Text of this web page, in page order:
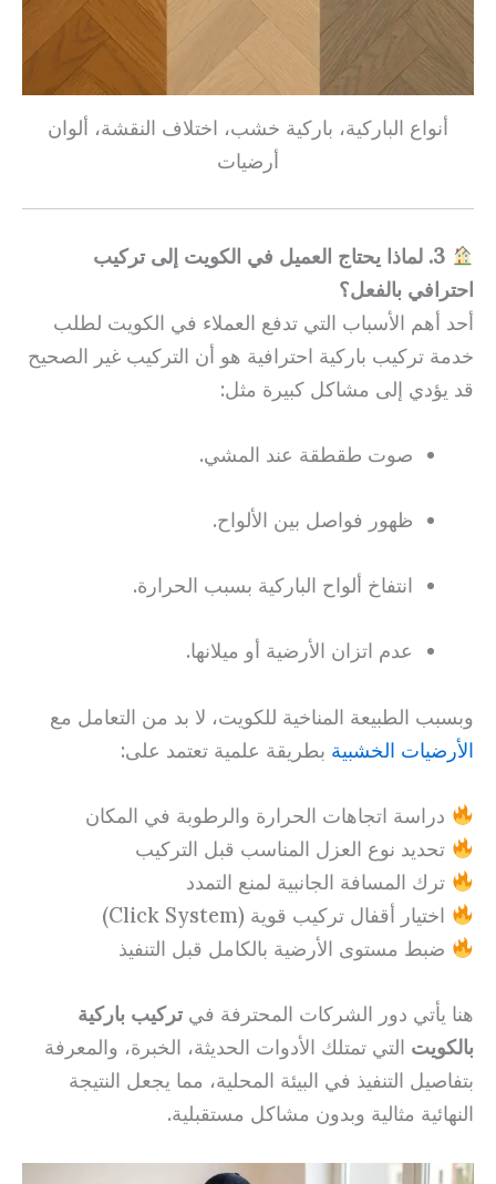
أنواع الباركية، باركية خشب، اختلاف النقشة، ألوان
أرضيات
3. لماذا يحتاج العميل في الكويت إلى تركيب
احترافي بالفعل؟
أحد أهم الأسباب التي تدفع العملاء في الكويت لطلب
خدمة تركيب باركية احترافية هو أن التركيب غير الصحيح
قد يؤدي إلى مشاكل كبيرة مثل:
صوت طقطقة عند المشي.
ظهور فواصل بين الألواح.
انتفاخ ألواح الباركية بسبب الحرارة.
عدم اتزان الأرضية أو ميلانها.
وبسبب الطبيعة المناخية للكويت، لا بد من التعامل مع
الأرضيات الخشبية بطريقة علمية تعتمد على:
دراسة اتجاهات الحرارة والرطوبة في المكان
تحديد نوع العزل المناسب قبل التركيب
ترك المسافة الجانبية لمنع التمدد
اختيار أقفال تركيب قوية (Click System)
ضبط مستوى الأرضية بالكامل قبل التنفيذ
هنا يأتي دور الشركات المحترفة في تركيب باركية
بالكويت التي تمتلك الأدوات الحديثة، الخبرة، والمعرفة
بتفاصيل التنفيذ في البيئة المحلية، مما يجعل النتيجة
النهائية مثالية وبدون مشاكل مستقبلية.